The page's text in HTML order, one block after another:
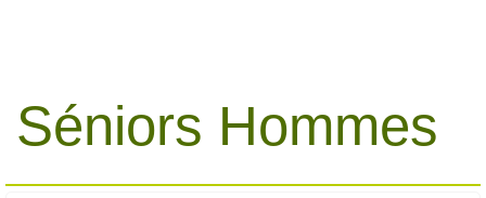
Séniors Hommes